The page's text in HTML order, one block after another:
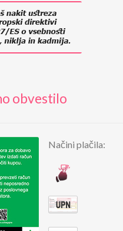
obvestilo
Načini plačila: